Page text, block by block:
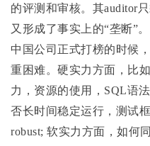
的评测和审核。其auditor只
又形成了事实上的“垄断”。
中国公司正式打榜的时候
重困难。硬实力方面，比
力，资源的使用，SQL语
否长时间稳定运行，测试
robust; 软实力方面，如何